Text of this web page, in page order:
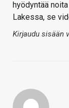
hyödyntää
Lakessa, se
Kirjaudu sisään